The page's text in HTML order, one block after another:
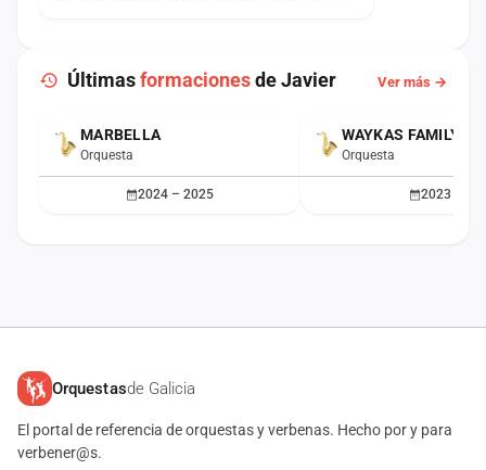
Últimasformacionesde Javier Ver más →
MARBELLA
Orquesta
2024 – 2025
WAYKAS FAMILY
Orquesta
2023
Orquestasde Galicia
El portal de referencia de orquestas y verbenas. Hecho por y para
verbener@s.